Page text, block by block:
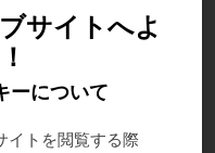
サイトへよ
ーについて
イトを閲覧する際